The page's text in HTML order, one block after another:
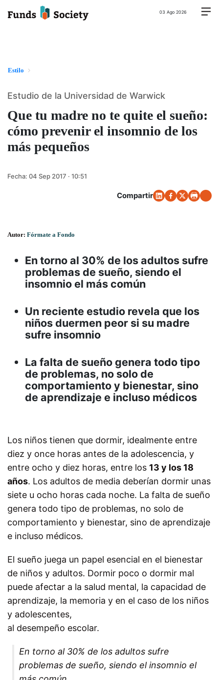
03 Ago 2026
Estilo
Que tu madre no te quite el sueño:
cómo prevenir el insomnio de los
más pequeños
Estudio de la Universidad de Warwick
Fecha: 04 Sep 2017 · 10:51
Compartir
Autor: Fórmate a Fondo
En torno al 30% de los adultos sufre
problemas de sueño, siendo el
insomnio el más común
Un reciente estudio revela que los
niños duermen peor si su madre
sufre insomnio
La falta de sueño genera todo tipo
de problemas, no solo de
comportamiento y bienestar, sino
de aprendizaje e incluso médicos
Los niños tienen que dormir, idealmente entre
diez y once horas antes de la adolescencia, y
entre ocho y diez horas, entre los 13 y los 18
años. Los adultos de media deberían dormir unas
siete u ocho horas cada noche. La falta de sueño
genera todo tipo de problemas, no solo de
comportamiento y bienestar, sino de aprendizaje
e incluso médicos.
El sueño juega un papel esencial en el bienestar
de niños y adultos. Dormir poco o dormir mal
puede afectar a la salud mental, la capacidad de
aprendizaje, la memoria y en el caso de los niños
y adolescentes,
al desempeño escolar.
En torno al 30% de los adultos sufre
problemas de sueño, siendo el insomnio el